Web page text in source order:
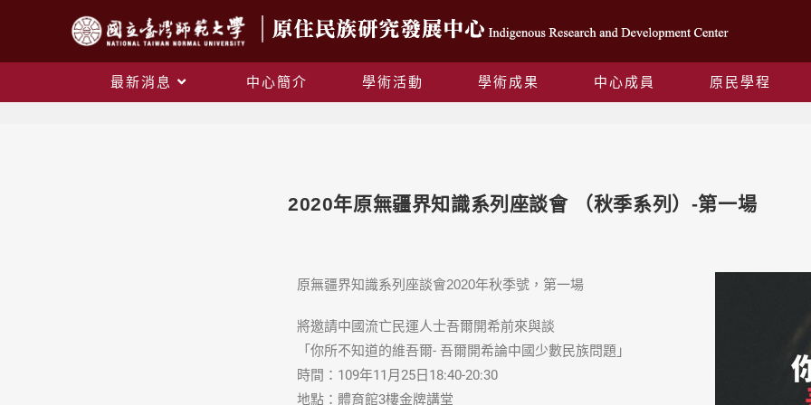
最新消息 中心簡介 學術活動 學術成果 中心成員
原民學程
2020年原無疆界知識系列座談會 （秋季系列）-第一場
原無疆界知識系列座談會2020年秋季號，第一場
將邀請中國流亡民運人士吾爾開希前來與談
「你所不知道的維吾爾- 吾爾開希論中國少數民族問題」
時間：109年11月25日18:40-20:30
地點：體育館3樓金牌講堂